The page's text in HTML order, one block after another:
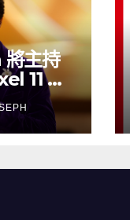
主持
11 推